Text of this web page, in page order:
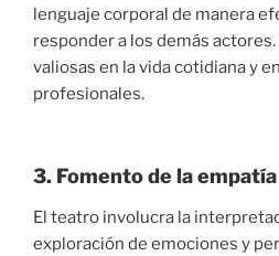
lenguaje corporal de manera
responder a los demás
valiosas en la vida cotidiana y
profesionales.
3. Fomento de la empatía
El teatro involucra la
exploración de emociones y